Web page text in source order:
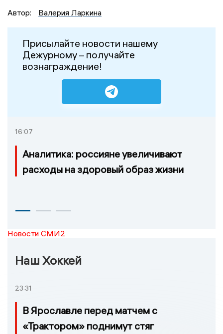
Автор:
Валерия Ларкина
Присылайте новости нашему
Дежурному – получайте
вознаграждение!
16:07
Аналитика: россияне увеличивают
расходы на здоровый образ жизни
Новости СМИ2
Наш Хоккей
23:31
В Ярославле перед матчем с
«Трактором» поднимут стяг